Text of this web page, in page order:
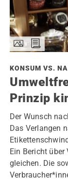
KONSUM VS.
Prinzip
Der Wunsch
Das Verlangen
Ein Bericht über
gleichen. Die